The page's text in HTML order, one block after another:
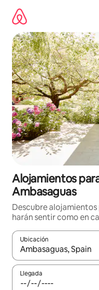
contenido
Alojamientos
Ambasaguas
Descubre
harán sentir como en
Ubicación
Cuando los resultados
Llegada